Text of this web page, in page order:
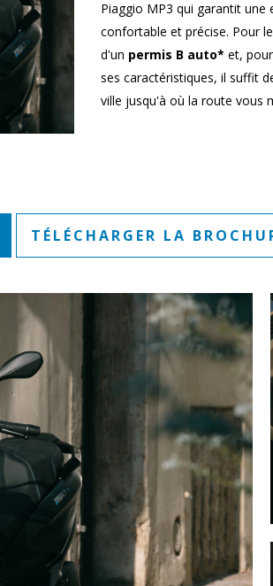
Piaggio MP3 qui garantit une
confortable et précise. Pour
d'un permis B auto* et,
ses caractéristiques, il suffit
ville jusqu'à où la route vous
TÉLÉCHARGER LA